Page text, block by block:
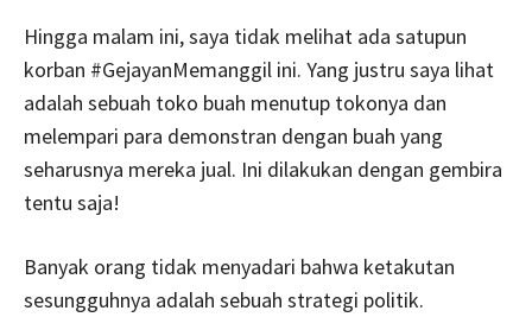
Hingga malam ini, saya tidak melihat ada satupun
korban #GejayanMemanggil ini. Yang justru saya lihat
adalah sebuah toko buah menutup tokonya dan
melempari para demonstran dengan buah yang
seharusnya mereka jual. Ini dilakukan dengan gembira
tentu saja!
Banyak orang tidak menyadari bahwa ketakutan
sesungguhnya adalah sebuah strategi politik.